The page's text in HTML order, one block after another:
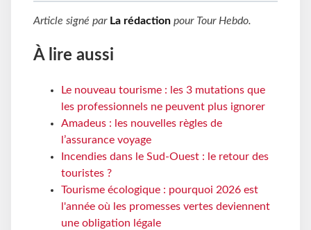
Article signé par La rédaction pour Tour Hebdo.
À lire aussi
Le nouveau tourisme : les 3 mutations que
les professionnels ne peuvent plus ignorer
Amadeus : les nouvelles règles de
l’assurance voyage
Incendies dans le Sud-Ouest : le retour des
touristes ?
Tourisme écologique : pourquoi 2026 est
l'année où les promesses vertes deviennent
une obligation légale